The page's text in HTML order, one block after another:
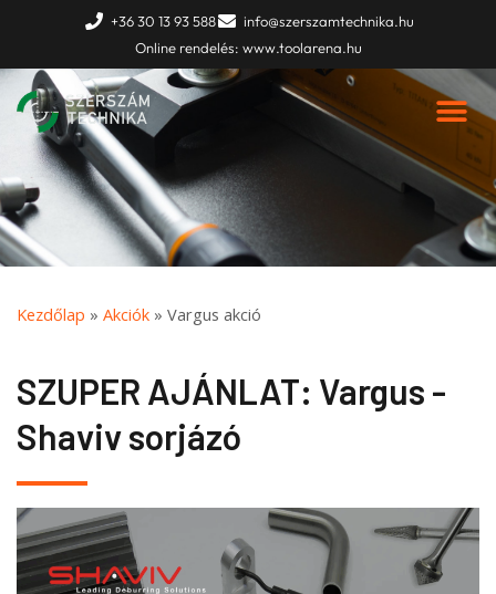
content
+36 30 13 93 588
info@szerszamtechnika.hu
Online rendelés: www.toolarena.hu
Kezdőlap » Akciók » Vargus akció
SZUPER AJÁNLAT: Vargus -
Shaviv sorjázó